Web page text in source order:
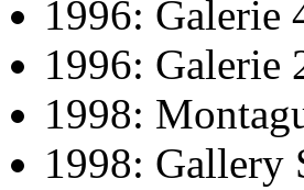
1996: Galerie
1996: Galerie
1998:
1998: Gallery